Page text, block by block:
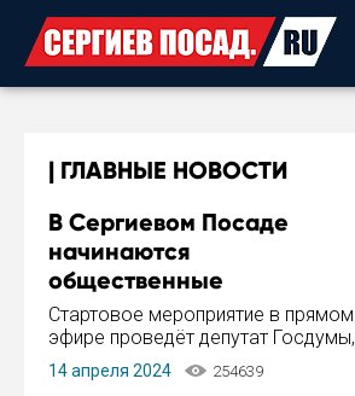
ГЛАВНЫЕ НОВОСТИ
В Сергиевом Посаде
начинаются
общественные
обсуждения Стратегии
развития города
Стартовое мероприятие в прямом
эфире проведёт депутат Госдумы,
инициатор и автор Концепции
развития Сергиева Посада и
14 апреля 2024 254639